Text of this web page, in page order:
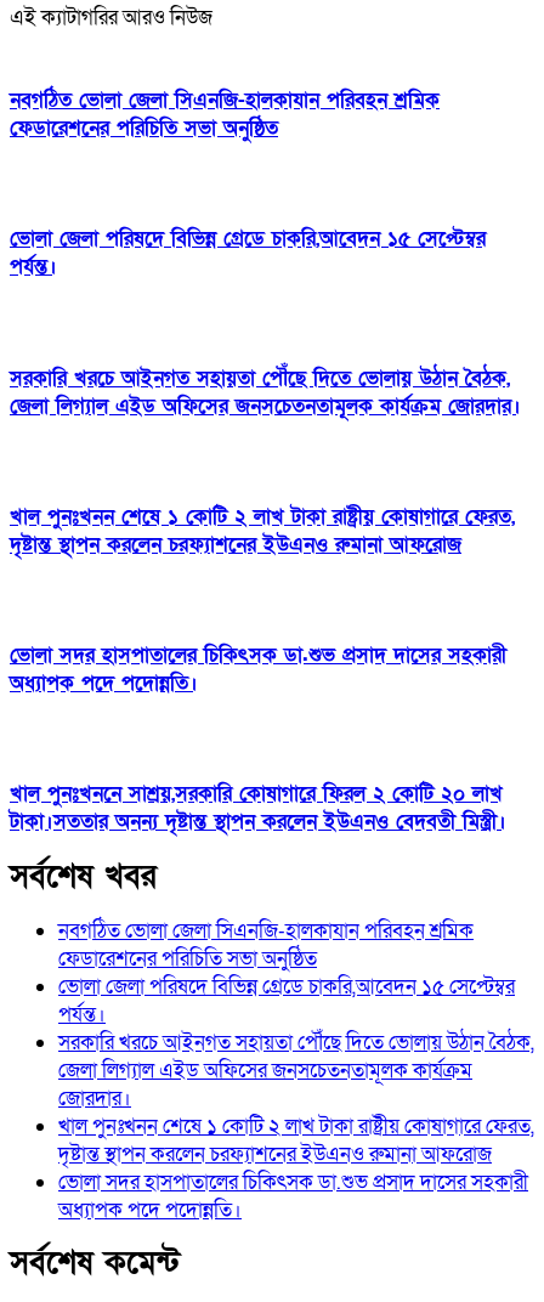
এই ক্যাটাগরির আরও নিউজ
নবগঠিত ভোলা জেলা সিএনজি-হালকাযান পরিবহন শ্রমিক
ফেডারেশনের পরিচিতি সভা অনুষ্ঠিত
ভোলা জেলা পরিষদে বিভিন্ন গ্রেডে চাকরি,আবেদন ১৫ সেপ্টেম্বর
পর্যন্ত।
সরকারি খরচে আইনগত সহায়তা পৌঁছে দিতে ভোলায় উঠান বৈঠক,
জেলা লিগ্যাল এইড অফিসের জনসচেতনতামূলক কার্যক্রম জোরদার।
খাল পুনঃখনন শেষে ১ কোটি ২ লাখ টাকা রাষ্ট্রীয় কোষাগারে ফেরত,
দৃষ্টান্ত স্থাপন করলেন চরফ্যাশনের ইউএনও রুমানা আফরোজ
ভোলা সদর হাসপাতালের চিকিৎসক ডা.শুভ প্রসাদ দাসের সহকারী
অধ্যাপক পদে পদোন্নতি।
খাল পুনঃখননে সাশ্রয়,সরকারি কোষাগারে ফিরল ২ কোটি ২০ লাখ
টাকা।সততার অনন্য দৃষ্টান্ত স্থাপন করলেন ইউএনও বেদবতী মিস্ত্রী।
সর্বশেষ খবর
নবগঠিত ভোলা জেলা সিএনজি-হালকাযান পরিবহন শ্রমিক
ফেডারেশনের পরিচিতি সভা অনুষ্ঠিত
ভোলা জেলা পরিষদে বিভিন্ন গ্রেডে চাকরি,আবেদন ১৫ সেপ্টেম্বর
পর্যন্ত।
সরকারি খরচে আইনগত সহায়তা পৌঁছে দিতে ভোলায় উঠান বৈঠক,
জেলা লিগ্যাল এইড অফিসের জনসচেতনতামূলক কার্যক্রম
জোরদার।
খাল পুনঃখনন শেষে ১ কোটি ২ লাখ টাকা রাষ্ট্রীয় কোষাগারে ফেরত,
দৃষ্টান্ত স্থাপন করলেন চরফ্যাশনের ইউএনও রুমানা আফরোজ
ভোলা সদর হাসপাতালের চিকিৎসক ডা.শুভ প্রসাদ দাসের সহকারী
অধ্যাপক পদে পদোন্নতি।
সর্বশেষ কমেন্ট